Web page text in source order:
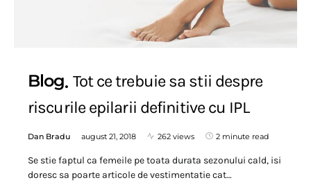
Blog Tot ce trebuie sa stii despre
riscurile epilarii definitive cu IPL
Dan Bradu august 21, 2018 262 views 2 minute read
Se stie faptul ca femeile pe toata durata sezonului cald, isi
doresc sa poarte articole de vestimentatie cat…